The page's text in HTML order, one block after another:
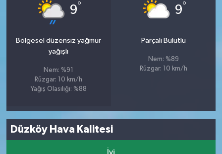
9°
Bölgesel düzensiz yağmur
yağışlı
Nem: %91
Rüzgar: 10 km/h
Yağış Olasılığı: %88
9°
Parçalı Bulutlu
Nem: %89
Rüzgar: 10 km/h
Düzköy Hava Kalitesi
İyi